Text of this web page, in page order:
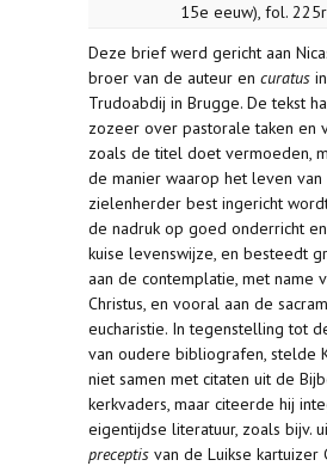
15e eeuw), fol.
Deze brief werd gericht aan
broer van de auteur en curatus
Trudoabdij in Brugge. De tekst
zozeer over pastorale taken en
zoals de titel doet vermoeden,
de manier waarop het leven van
zielenherder best ingericht
de nadruk op goed onderricht
kuise levenswijze, en besteedt
aan de contemplatie, met name
Christus, en vooral aan de
eucharistie. In tegenstelling tot
van oudere bibliografen, stelde
niet samen met citaten uit de
kerkvaders, maar citeerde hij
eigentijdse literatuur, zoals bijv.
preceptis van de Luikse kartuizer